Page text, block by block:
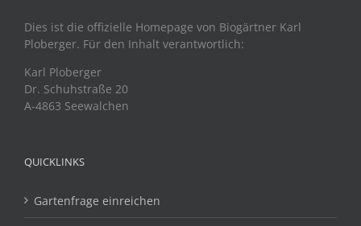
Dies ist die offizielle Homepage von Biogärtner Karl
Ploberger. Für den Inhalt verantwortlich:
Karl Ploberger
Dr. Schuhstraße 20
A-4863 Seewalchen
QUICKLINKS
Gartenfrage einreichen